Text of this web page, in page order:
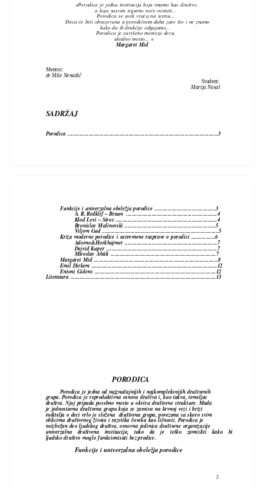
»Porodica je jedna institucija koju imamo kao društvo,
a koja sasvim sigurno neće nestati...
Porodica se uvek vraća na scenu...
Deca će biti obrazovana u porodičnom duhu zato što i ne znamo
kako da ih drukčije odgajamo...
Porodica je savršeno mestoza decu,
idealno mesto... «
Margaret Mid
Mentor:
dr Mile Nenadić
Student:
Marija Nosal
SADRŽAJ
Porodica .................................................................................................................3
Funkcije i univerzalna obeležja porodice ..............................................3
A. R. Redklif – Braun ....................................................................4
Klod Levi – Stros ............................................................................4
Bronislav Malinovski ....................................................................5
Viljem Gud .......................................................................................5
Kriza moderne porodice i savremene rasprave o porodici ..................6
Adorno&Horkhajmer .....................................................................7
Dejvid Kuper ...................................................................................7
Miroslav Ahtik ...............................................................................7
Margaret Mid .............................................................................................8
Emil Dirkem ..............................................................................................12
Entoni Gidens ...........................................................................................12
Literatura .............................................................................................................13
PORODICA
Porodica je jedna od najznačajnijih i najkompleksnijih društvenih
grupa. Porodica je reproduktivna osnova društva i, kao takva, temeljac
društva. Njoj pripada posebno mesto u okviru društvene strukture. Mada
je jednostavna društvena grupa koja se zasniva na krvnoj vezi i brizi
roditelja o deci vrlo je složena društvena grupa, povezana sa skoro svim
oblicima društvenog života i razvitka čoveka kao ličnosti. Porodica je
neizbežan deo ljudskog društva, osnovna jedinica društvene organizacije
univerzalna društvena institucija, tako da je teško zamisliti kako bi
ljudsko društvo moglo funkcionisati bez prodice.
Funkcije i univerzalna obeležja porodice
2